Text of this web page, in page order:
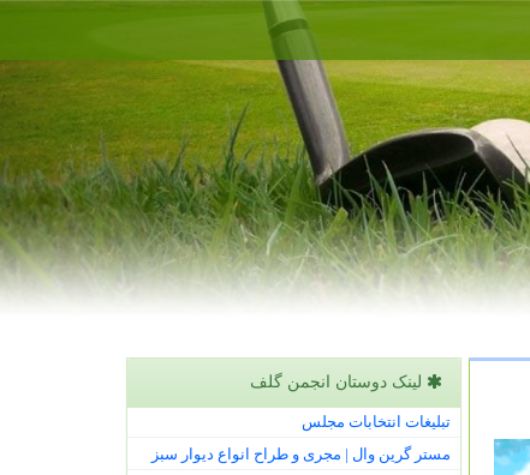
لینک دوستان انجمن گلف
تبلیغات انتخابات مجلس
مستر گرین وال | مجری و طراح انواع دیوار سبز